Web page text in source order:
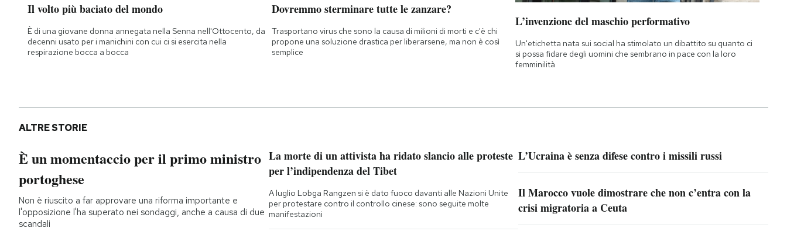
Il volto più baciato del mondo
È di una giovane donna annegata nella Senna nell'Ottocento, da
decenni usato per i manichini con cui ci si esercita nella
respirazione bocca a bocca
Dovremmo sterminare tutte le zanzare?
Trasportano virus che sono la causa di milioni di morti e c'è chi
propone una soluzione drastica per liberarsene, ma non è così
semplice
L’invenzione del maschio performativo
Un'etichetta nata sui social ha stimolato un dibattito su quanto ci
si possa fidare degli uomini che sembrano in pace con la loro
femminilità
ALTRE STORIE
È un momentaccio per il primo ministro
portoghese
Non è riuscito a far approvare una riforma importante e
l'opposizione l'ha superato nei sondaggi, anche a causa di due
scandali
La morte di un attivista ha ridato slancio alle proteste
per l’indipendenza del Tibet
A luglio Lobga Rangzen si è dato fuoco davanti alle Nazioni Unite
per protestare contro il controllo cinese: sono seguite molte
manifestazioni
L’Ucraina è senza difese contro i missili russi
Il Marocco vuole dimostrare che non c’entra con la
crisi migratoria a Ceuta